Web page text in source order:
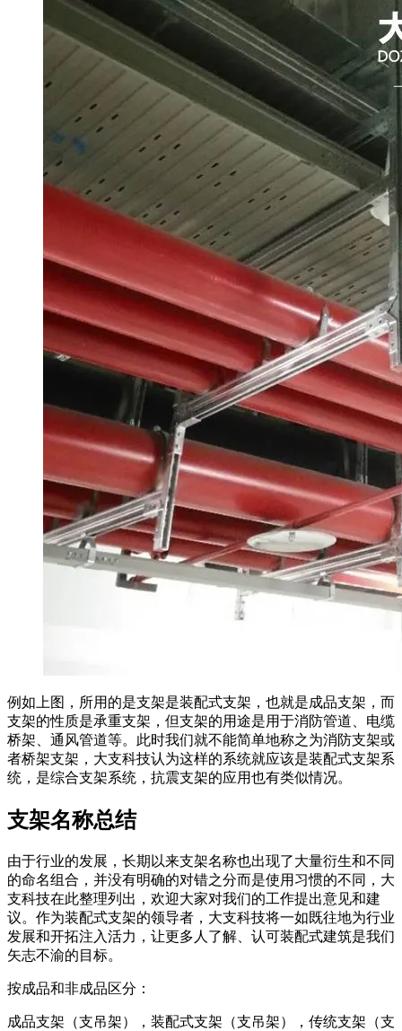
例如上图，所用的是支架是装配式支架，也就是成品支架，而
支架的性质是承重支架，但支架的用途是用于消防管道、电缆
桥架、通风管道等。此时我们就不能简单地称之为消防支架或
者桥架支架，大支科技认为这样的系统就应该是装配式支架系
统，是综合支架系统，抗震支架的应用也有类似情况。
支架名称总结
由于行业的发展，长期以来支架名称也出现了大量衍生和不同
的命名组合，并没有明确的对错之分而是使用习惯的不同，大
支科技在此整理列出，欢迎大家对我们的工作提出意见和建
议。作为装配式支架的领导者，大支科技将一如既往地为行业
发展和开拓注入活力，让更多人了解、认可装配式建筑是我们
矢志不渝的目标。
按成品和非成品区分：
成品支架（支吊架），装配式支架（支吊架），传统支架（支